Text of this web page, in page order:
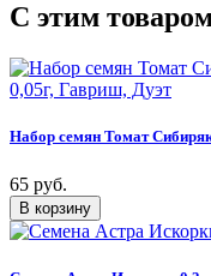
C этим
Набор семян Томат
65 руб.